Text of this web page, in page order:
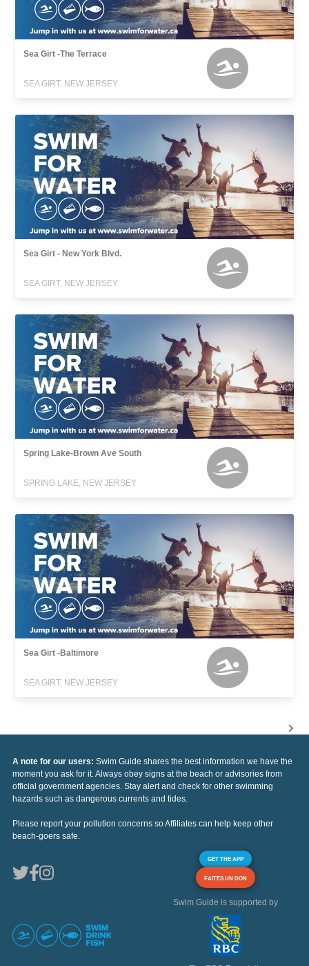
Sea Girt -The Terrace
SEA GIRT, NEW JERSEY
Sea Girt - New York Blvd.
SEA GIRT, NEW JERSEY
Spring Lake-Brown Ave South
SPRING LAKE, NEW JERSEY
Sea Girt -Baltimore
SEA GIRT, NEW JERSEY
A note for our users: Swim Guide shares the best information we have the
moment you ask for it. Always obey signs at the beach or advisories from
official government agencies. Stay alert and check for other swimming
hazards such as dangerous currents and tides.
Please report your pollution concerns so Affiliates can help keep other
beach-goers safe.
GET THE APP
FAITES UN DON
Swim Guide is supported by